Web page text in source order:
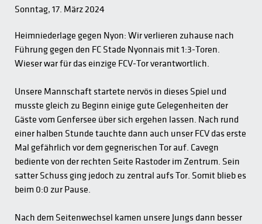
Sonntag, 17. März 2024
Heimniederlage gegen Nyon: Wir verlieren zuhause nach
Führung gegen den FC Stade Nyonnais mit 1:3-Toren.
Wieser war für das einzige FCV-Tor verantwortlich.
Unsere Mannschaft startete nervös in dieses Spiel und
musste gleich zu Beginn einige gute Gelegenheiten der
Gäste vom Genfersee über sich ergehen lassen. Nach rund
einer halben Stunde tauchte dann auch unser FCV das erste
Mal gefährlich vor dem gegnerischen Tor auf. Cavegn
bediente von der rechten Seite Rastoder im Zentrum. Sein
satter Schuss ging jedoch zu zentral aufs Tor. Somit blieb es
beim 0:0 zur Pause.
Nach dem Seitenwechsel kamen unsere Jungs dann besser